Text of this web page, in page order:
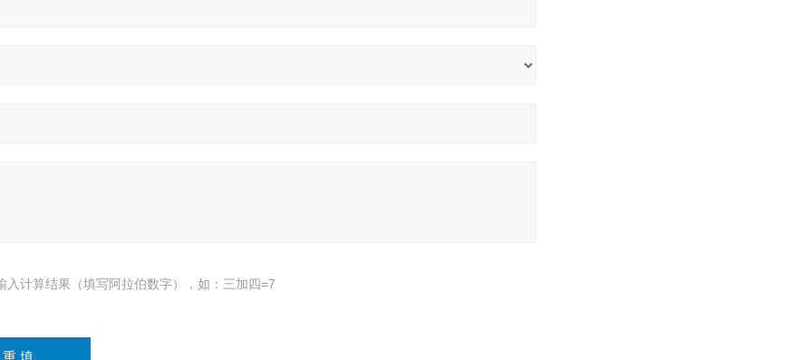
入计算结果（填写阿拉伯数字），如：三加四=7